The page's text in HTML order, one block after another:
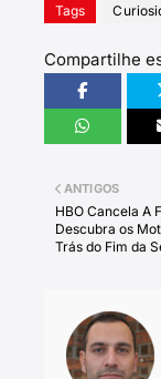
Tags
Compartilhe
ANTIGOS
HBO Cancela A
Descubra os
Trás do Fim da